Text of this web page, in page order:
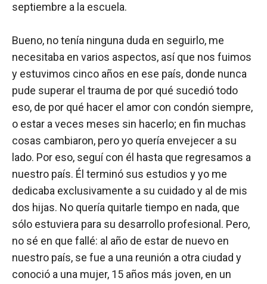
septiembre a la escuela.
Bueno, no tenía ninguna duda en seguirlo, me
necesitaba en varios aspectos, así que nos fuimos
y estuvimos cinco años en ese país, donde nunca
pude superar el trauma de por qué sucedió todo
eso, de por qué hacer el amor con condón siempre,
o estar a veces meses sin hacerlo; en fin muchas
cosas cambiaron, pero yo quería envejecer a su
lado. Por eso, seguí con él hasta que regresamos a
nuestro país. Él terminó sus estudios y yo me
dedicaba exclusivamente a su cuidado y al de mis
dos hijas. No quería quitarle tiempo en nada, que
sólo estuviera para su desarrollo profesional. Pero,
no sé en que fallé: al año de estar de nuevo en
nuestro país, se fue a una reunión a otra ciudad y
conoció a una mujer, 15 años más joven, en un